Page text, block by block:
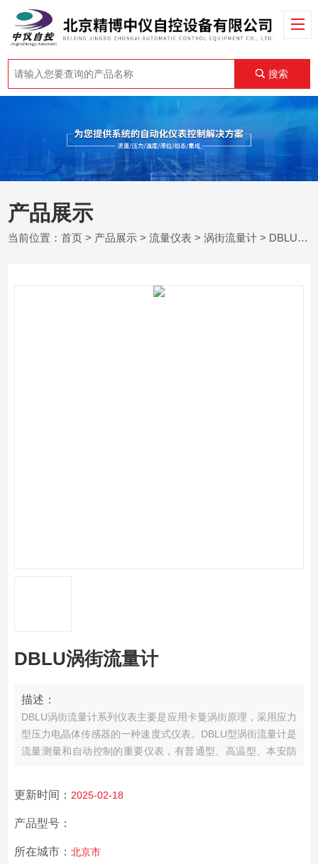
搜索
产品展示
当前位置：首页 > 产品展示 >流量仪表 >涡街流量计 > DBLU涡街流量计
DBLU涡街流量计
描述：
DBLU涡街流量计系列仪表主要是应用卡曼涡街原理，采用应力
型压力电晶体传感器的一种速度式仪表。DBLU型涡街流量计是
流量测量和自动控制的重要仪表，有普通型、高温型、本安防
保和市政建设等行业。
更新时间： 2025-02-18
产品型号：
所在城市： 北京市